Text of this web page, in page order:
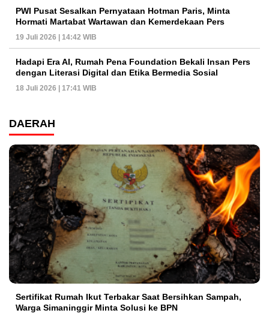
PWI Pusat Sesalkan Pernyataan Hotman Paris, Minta
Hormati Martabat Wartawan dan Kemerdekaan Pers
19 Juli 2026 | 14:42 WIB
Hadapi Era AI, Rumah Pena Foundation Bekali Insan Pers
dengan Literasi Digital dan Etika Bermedia Sosial
18 Juli 2026 | 17:41 WIB
DAERAH
Sertifikat Rumah Ikut Terbakar Saat Bersihkan Sampah,
Warga Simaninggir Minta Solusi ke BPN